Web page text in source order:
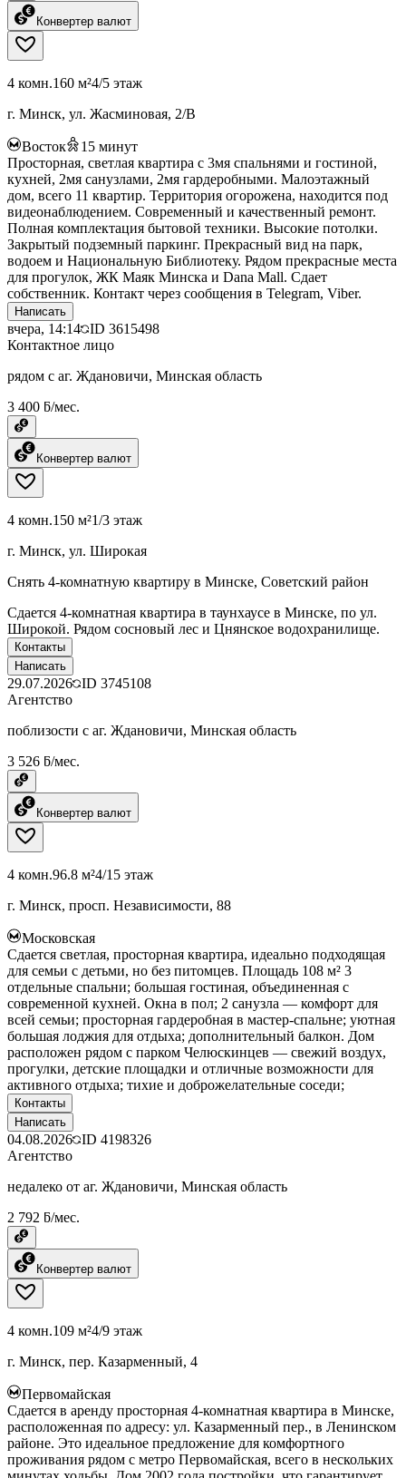
Конвертер валют
4 комн.160 м²4/5 этаж
г. Минск, ул. Жасминовая, 2/В
Восток 15 минут
Просторная, светлая квартира с 3мя спальнями и гостиной,
кухней, 2мя санузлами, 2мя гардеробными. Малоэтажный
дом, всего 11 квартир. Территория огорожена, находится под
видеонаблюдением. Современный и качественный ремонт.
Полная комплектация бытовой техники. Высокие потолки.
Закрытый подземный паркинг. Прекрасный вид на парк,
водоем и Национальную Библиотеку. Рядом прекрасные места
для прогулок, ЖК Маяк Минска и Dana Mall. Сдает
собственник. Контакт через сообщения в Telegram, Viber.
Написать
вчера, 14:14 ID 3615498
Контактное лицо
рядом с аг. Ждановичи, Минская область
3 400 ƃ/мес.
Конвертер валют
4 комн.150 м²1/3 этаж
г. Минск, ул. Широкая
Снять 4-комнатную квартиру в Минске, Советский район
Сдается 4-комнатная квартира в таунхаусе в Минске, по ул.
Широкой. Рядом сосновый лес и Цнянское водохранилище.
Контакты
Написать
29.07.2026 ID 3745108
Агентство
поблизости с аг. Ждановичи, Минская область
3 526 ƃ/мес.
Конвертер валют
4 комн.96.8 м²4/15 этаж
г. Минск, просп. Независимости, 88
Московская
Сдается светлая, просторная квартира, идеально подходящая
для семьи с детьми, но без питомцев. Площадь 108 м² 3
отдельные спальни; большая гостиная, объединенная с
современной кухней. Окна в пол; 2 санузла — комфорт для
всей семьи; просторная гардеробная в мастер-спальне; уютная
большая лоджия для отдыха; дополнительный балкон. Дом
расположен рядом с парком Челюскинцев — свежий воздух,
прогулки, детские площадки и отличные возможности для
активного отдыха; тихие и доброжелательные соседи;
Контакты
Написать
04.08.2026 ID 4198326
Агентство
недалеко от аг. Ждановичи, Минская область
2 792 ƃ/мес.
Конвертер валют
4 комн.109 м²4/9 этаж
г. Минск, пер. Казарменный, 4
Первомайская
Сдается в аренду просторная 4-комнатная квартира в Минске,
расположенная по адресу: ул. Казарменный пер., в Ленинском
районе. Это идеальное предложение для комфортного
проживания рядом с метро Первомайская, всего в нескольких